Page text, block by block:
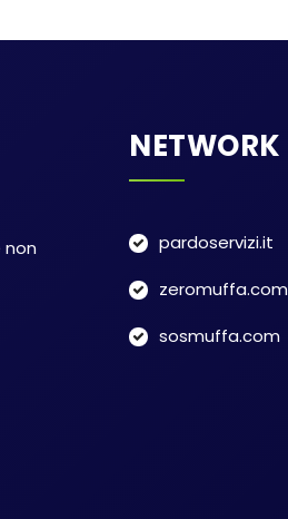
NETWORK
pardoservizi.it
zeromuffa.com
sosmuffa.com